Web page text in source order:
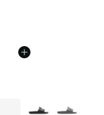
Weitere Farben